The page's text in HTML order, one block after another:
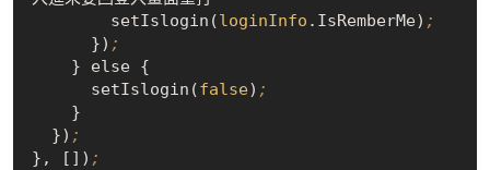
        setIslogin(
loginInfo .IsRemberMe) ;
      })
;
      setIslogin(
false) ;
  })
;
}, []) ;